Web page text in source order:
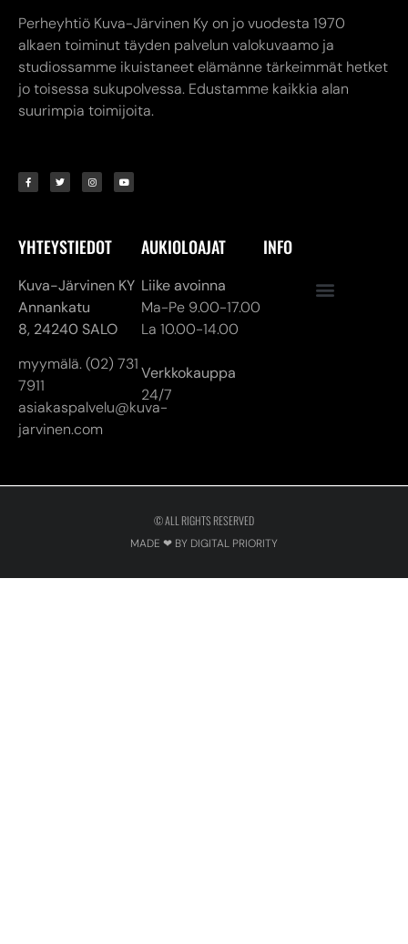
Kuva-Järvinen KY
Annankatu
myymälä. (02) 731
asiakaspalvelu@kuva-
jarvinen.com
Verkkokauppa
24/7
© ALL RIGHTS RESERVED